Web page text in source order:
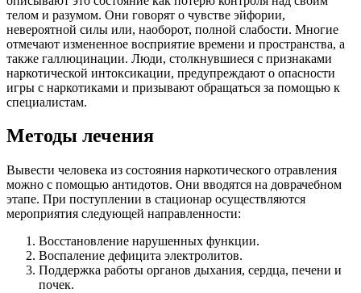
телом и разумом. Они говорят о чувстве эйфории,
невероятной силы или, наоборот, полной слабости. Многие
отмечают измененное восприятие времени и пространства, а
также галлюцинации. Люди, столкнувшиеся с признаками
наркотической интоксикации, предупреждают о опасности
игры с наркотиками и призывают обращаться за помощью к
специалистам.
Методы лечения
Вывести человека из состояния наркотического отравления
можно с помощью антидотов. Они вводятся на доврачебном
этапе. При поступлении в стационар осуществляются
мероприятия следующей направленности:
Восстановление нарушенных функции.
Воспаление дефицита электролитов.
Поддержка работы органов дыхания, сердца, печени и
почек.